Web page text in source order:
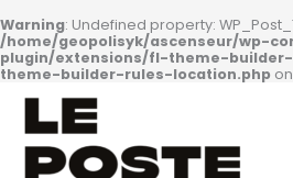
Warning: Undefined property:
/home/geopolisyk/ascenseur/wp-
plugin/extensions/fl-theme-
theme-builder-rules-location.php
contenu